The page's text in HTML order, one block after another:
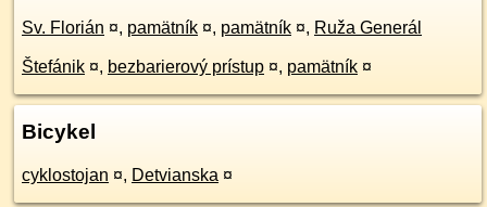
Sv. Florián ¤, pamätník ¤, pamätník ¤, Ruža Generál
Štefánik ¤, bezbarierový prístup ¤, pamätník ¤
Bicykel
cyklostojan ¤, Detvianska ¤